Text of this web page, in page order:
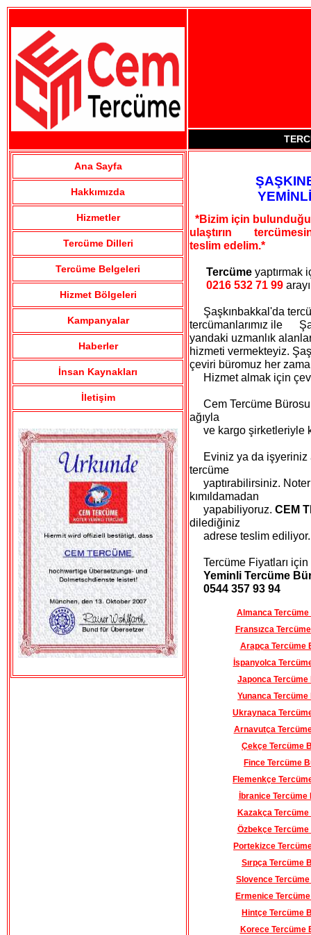
Ana Sayfa
Hakkımızda
Hizmetler
Tercüme Dilleri
Tercüme Belgeleri
Hizmet Bölgeleri
Kampanyalar
Haberler
İnsan Kaynakları
İletişim
*Bizim için
ulaştırın tercümesini
teslim edelim.*
Tercüme yaptırmak
0216 532 71 99
Şaşkınbakkal'da
tercümanlarımız ile
yandaki uzmanlık
hizmeti vermekteyiz.
çeviri büromuz her
Hizmet almak için
Cem Tercüme Bürosu
ağıyla
ve kargo şirketleriyle
Eviniz ya da işyeriniz
tercüme
yaptırabilirsiniz.
kımıldamadan
yapabiliyoruz. CEM
dilediğiniz
adrese teslim ediliyor.
Tercüme Fiyatları için
Yeminli Tercüme
0544 357 93 94
Almanca
Fransızca
Arapça Tercüme
İspanyolca
Japonca Tercüme
Yunanca
Ukraynaca
Arnavutça
Çekçe Tercüme
Fince Tercüme
Flemenkçe
İbranice Tercüme
Kazakça
Özbekçe
Portekizce
Sırpça Tercüme
Slovence
Ermenice
Hintçe Tercüme
Korece Tercüme